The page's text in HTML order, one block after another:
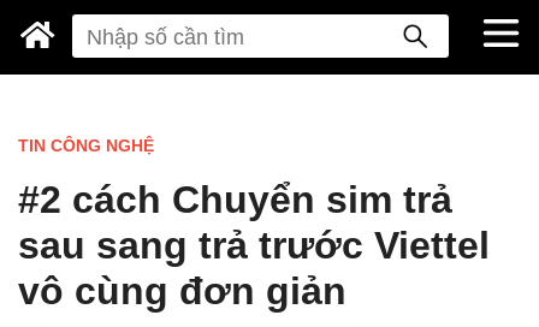
TIN CÔNG NGHỆ
#2 cách Chuyển sim trả
sau sang trả trước Viettel
vô cùng đơn giản